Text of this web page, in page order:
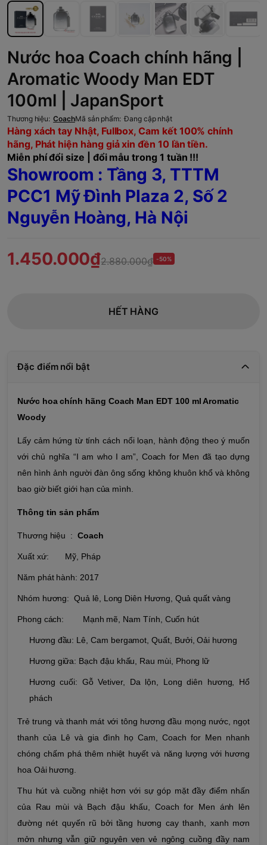
Nước hoa Coach chính hãng |
Aromatic Woody Man EDT
100ml | JapanSport
Thương hiệu: CoachMã sản phẩm: Đang cập nhật
Hàng xách tay Nhật, Fullbox, Cam kết 100% chính
hãng, Phát hiện hàng giả xin đền 10 lần tiền.
Miễn phí đổi size | đổi mẫu trong 1 tuần !!!
Showroom : Tầng 3, TTTM
PCC1 Mỹ Đình Plaza 2, Số 2
Nguyễn Hoàng, Hà Nội
1.450.000₫2.880.000₫ -50%
HẾT HÀNG
Đặc điểm nổi bật
Nước hoa chính hãng Coach Man EDT 100 ml Aromatic
Woody
Lấy cảm hứng từ tính cách nổi loạn, hành động theo ý muốn
với chủ nghĩa “I am who I am”, Coach for Men đã tạo dựng
nên hình ảnh người đàn ông sống không khuôn khổ và không
bao giờ biết giới hạn của mình.
Thông tin sản phẩm
Thương hiệu : Coach
Xuất xứ: Mỹ, Pháp
Năm phát hành: 2017
Nhóm hương: Quả lê, Long Diên Hương, Quả quất vàng
Phong cách: Mạnh mẽ, Nam Tính, Cuốn hút
Hương đầu: Lê, Cam bergamot, Quất, Bưởi, Oải hương
Hương giữa: Bạch đậu khấu, Rau mùi, Phong lữ
Hương cuối: Gỗ Vetiver, Da lộn, Long diên hương, Hổ
phách
Trẻ trung và thanh mát với tông hương đầu mọng nước, ngọt
thanh của Lê và gia đình họ Cam, Coach for Men nhanh
chóng chấm phá thêm nhiệt huyết và năng lượng với hương
hoa Oải hương.
Thu hút và cuồng nhiệt hơn với sự góp mặt đầy điểm nhấn
của Rau mùi và Bạch đậu khấu, Coach for Men ánh lên
đường nét quyến rũ bởi tầng hương cay thanh, xanh mơn
mởn nhưng vẫn giữ nguyên vẹn vẻ ngông cuồng đầy nam